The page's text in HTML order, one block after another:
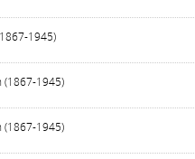
1945)
(1867-1945)
(1867-1945)